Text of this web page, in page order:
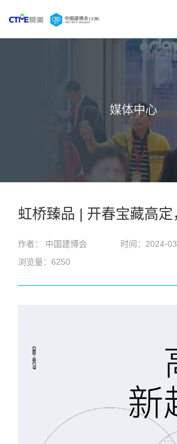
媒体中心
虹桥臻品 | 开春宝藏高定
作者： 中国建博会
时间：2024-
浏览量：6250